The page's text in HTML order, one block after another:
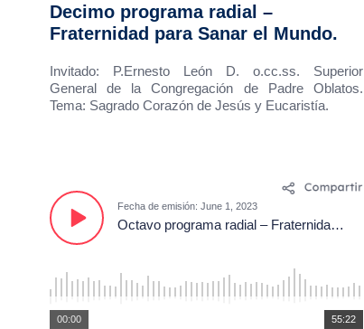
Decimo programa radial –
Fraternidad para Sanar el Mundo.
Invitado: P.Ernesto León D. o.cc.ss. Superior
General de la Congregación de Padre Oblatos.
Tema: Sagrado Corazón de Jesús y Eucaristía.
Fecha de emisión: June 1, 2023
Octavo programa radial – Fraternidad para Sanar el Mundo.
55:22
00:00